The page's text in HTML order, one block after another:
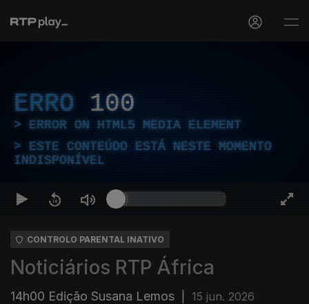
ERRO 100
ERROR ON HTML5 MEDIA ELEMENT
ESTE CONTEÚDO ESTÁ NESTE MOMENTO
INDISPONÍVEL
CONTROLO PARENTAL INATIVO
Noticiários RTP África
14h00 Edição Susana Lemos 15 jun. 2026